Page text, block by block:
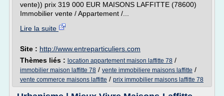
vente)) prix 319 000 EUR MAISONS LAFFITTE (78600)
Immobilier vente / Appartement /...
Lire la suite
Site : http://www.entreparticuliers.com
Thèmes liés : location appartement maison laffitte 78 /
immobilier maison laffitte 78 / vente immobiliere maisons laffitte /
vente commerce maisons laffitte / prix immobilier maisons laffitte 78